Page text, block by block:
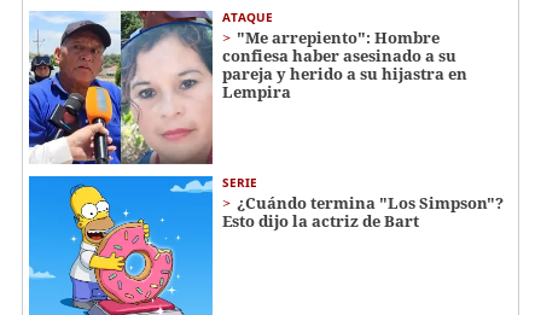
ATAQUE
"Me arrepiento": Hombre
confiesa haber asesinado a su
pareja y herido a su hijastra en
Lempira
SERIE
¿Cuándo termina "Los Simpson"?
Esto dijo la actriz de Bart